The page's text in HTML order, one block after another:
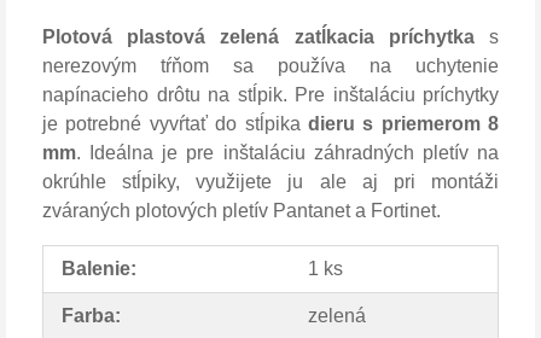
Plotová plastová zelená zatĺkacia príchytka s
nerezovým tŕňom sa používa na uchytenie
napínacieho drôtu na stĺpik. Pre inštaláciu príchytky
je potrebné vyvŕtať do stĺpika dieru s priemerom 8
mm. Ideálna je pre inštaláciu záhradných pletív na
okrúhle stĺpiky, využijete ju ale aj pri montáži
zváraných plotových pletív Pantanet a Fortinet.
Balenie: 1 ks
Farba: zelená